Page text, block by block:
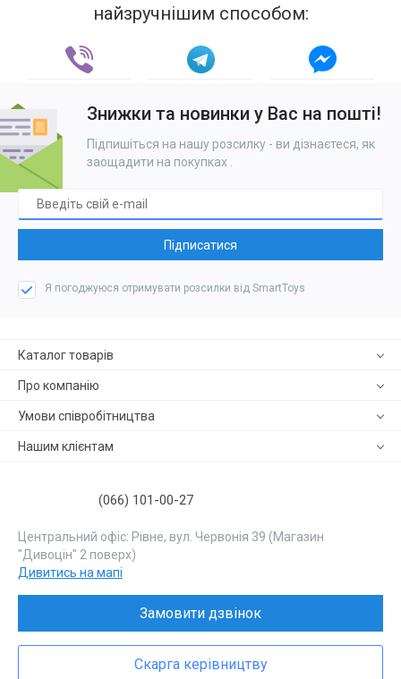
найзручнішим способом:
Знижки та новинки у Вас на пошті!
Підпишіться на нашу розсилку - ви дізнаєтеся, як
заощадити на покупках
Підписатися
Я погоджуюся отримувати розсилки від SmartToys
Каталог товарів
Про компанію
Умови співробітництва
Нашим клієнтам
(066) 101-00-27
Центральний офіс: Рівне, вул. Червонія 39 (Магазин
"Дивоцін" 2 поверх)
Дивитись на мапі
Замовити дзвінок
Скарга керівництву